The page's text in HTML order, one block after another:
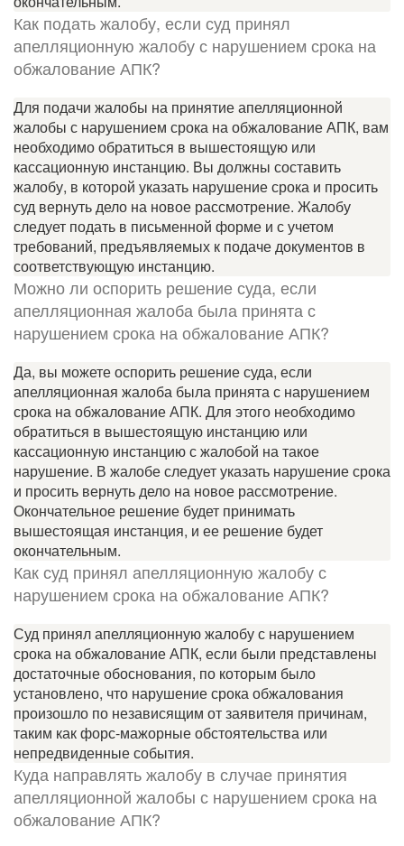
Как подать жалобу, если суд принял
апелляционную жалобу с нарушением срока на
обжалование АПК?
Для подачи жалобы на принятие апелляционной
жалобы с нарушением срока на обжалование АПК, вам
необходимо обратиться в вышестоящую или
кассационную инстанцию. Вы должны составить
жалобу, в которой указать нарушение срока и просить
суд вернуть дело на новое рассмотрение. Жалобу
следует подать в письменной форме и с учетом
требований, предъявляемых к подаче документов в
соответствующую инстанцию.
Можно ли оспорить решение суда, если
апелляционная жалоба была принята с
нарушением срока на обжалование АПК?
Да, вы можете оспорить решение суда, если
апелляционная жалоба была принята с нарушением
срока на обжалование АПК. Для этого необходимо
обратиться в вышестоящую инстанцию или
кассационную инстанцию с жалобой на такое
нарушение. В жалобе следует указать нарушение срока
и просить вернуть дело на новое рассмотрение.
Окончательное решение будет принимать
вышестоящая инстанция, и ее решение будет
окончательным.
Как суд принял апелляционную жалобу с
нарушением срока на обжалование АПК?
Суд принял апелляционную жалобу с нарушением
срока на обжалование АПК, если были представлены
достаточные обоснования, по которым было
установлено, что нарушение срока обжалования
произошло по независящим от заявителя причинам,
таким как форс-мажорные обстоятельства или
непредвиденные события.
Куда направлять жалобу в случае принятия
апелляционной жалобы с нарушением срока на
обжалование АПК?